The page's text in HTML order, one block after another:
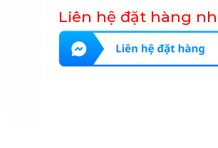
Liên hệ đặt hàng